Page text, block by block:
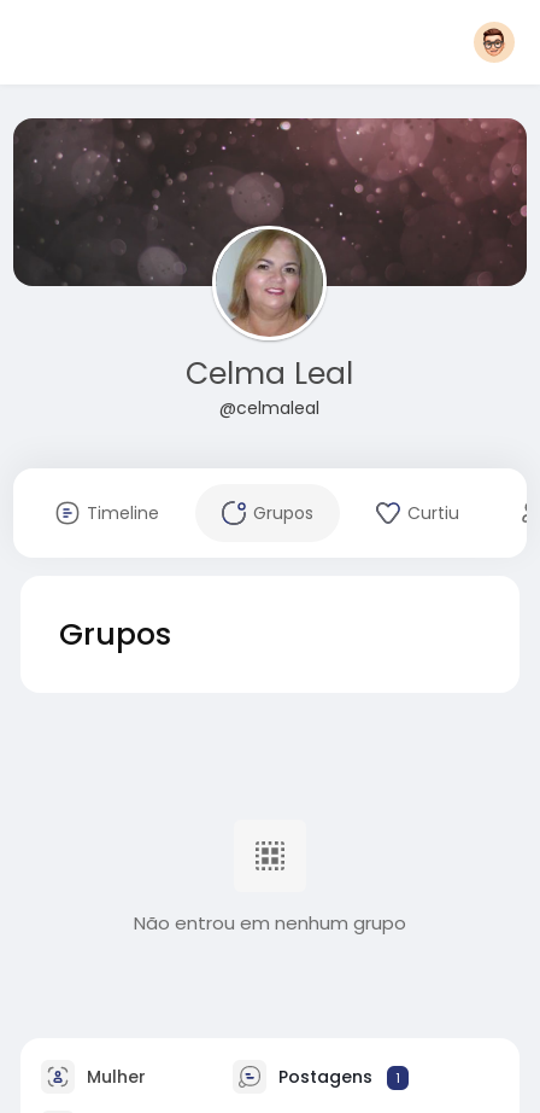
Celma Leal
@celmaleal
Timeline Grupos Curtiu
Grupos
Não entrou em nenhum grupo
Mulher Postagens 1